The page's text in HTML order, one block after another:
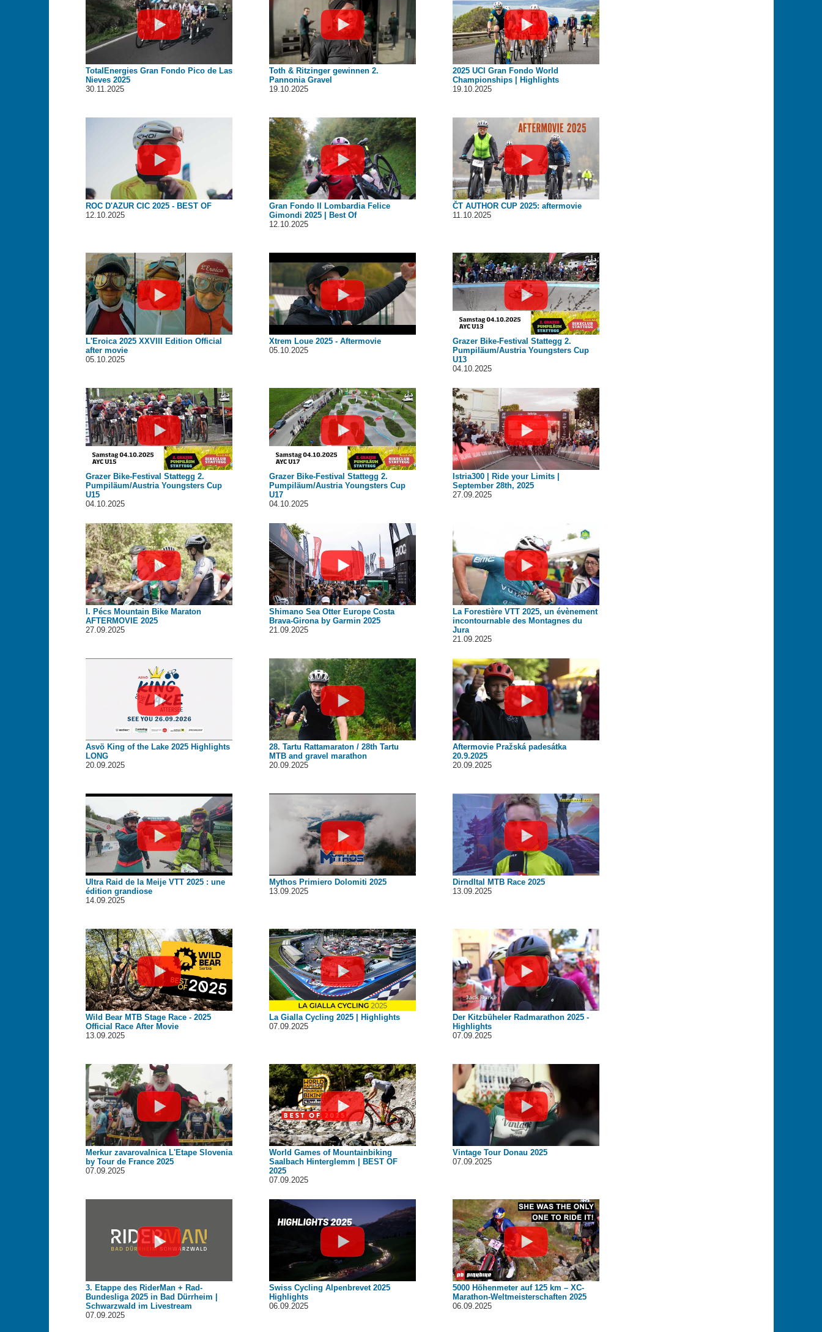
TotalEnergies Gran Fondo Pico de Las
Nieves 2025
30.11.2025
Toth & Ritzinger gewinnen 2.
Pannonia Gravel
19.10.2025
2025 UCI Gran Fondo World
Championships | Highlights
19.10.2025
ROC D'AZUR CIC 2025 - BEST OF
12.10.2025
Gran Fondo Il Lombardia Felice
Gimondi 2025 | Best Of
12.10.2025
ČT AUTHOR CUP 2025: aftermovie
11.10.2025
L'Eroica 2025 XXVIII Edition Official
after movie
05.10.2025
Xtrem Loue 2025 - Aftermovie
05.10.2025
Grazer Bike-Festival Stattegg 2.
Pumpiläum/Austria Youngsters Cup
U13
04.10.2025
Grazer Bike-Festival Stattegg 2.
Pumpiläum/Austria Youngsters Cup
U15
04.10.2025
Grazer Bike-Festival Stattegg 2.
Pumpiläum/Austria Youngsters Cup
U17
04.10.2025
Istria300 | Ride your Limits |
September 28th, 2025
27.09.2025
I. Pécs Mountain Bike Maraton
AFTERMOVIE 2025
27.09.2025
Shimano Sea Otter Europe Costa
Brava-Girona by Garmin 2025
21.09.2025
La Forestière VTT 2025, un évènement
incontournable des Montagnes du
Jura
21.09.2025
Asvö King of the Lake 2025 Highlights
LONG
20.09.2025
28. Tartu Rattamaraton / 28th Tartu
MTB and gravel marathon
20.09.2025
Aftermovie Pražská padesátka
20.9.2025
20.09.2025
Ultra Raid de la Meije VTT 2025 : une
édition grandiose
14.09.2025
Mythos Primiero Dolomiti 2025
13.09.2025
Dirndltal MTB Race 2025
13.09.2025
Wild Bear MTB Stage Race - 2025
Official Race After Movie
13.09.2025
La Gialla Cycling 2025 | Highlights
07.09.2025
Der Kitzbüheler Radmarathon 2025 -
Highlights
07.09.2025
Merkur zavarovalnica L'Etape Slovenia
by Tour de France 2025
07.09.2025
World Games of Mountainbiking
Saalbach Hinterglemm | BEST OF
2025
07.09.2025
Vintage Tour Donau 2025
07.09.2025
3. Etappe des RiderMan + Rad-
Bundesliga 2025 in Bad Dürrheim |
Schwarzwald im Livestream
07.09.2025
Swiss Cycling Alpenbrevet 2025
Highlights
06.09.2025
5000 Höhenmeter auf 125 km – XC-
Marathon-Weltmeisterschaften 2025
06.09.2025